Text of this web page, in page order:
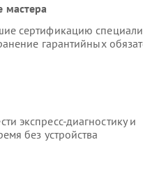
мастера
сертификацию
гарантийных
экспресс-диагностику и
без устройства